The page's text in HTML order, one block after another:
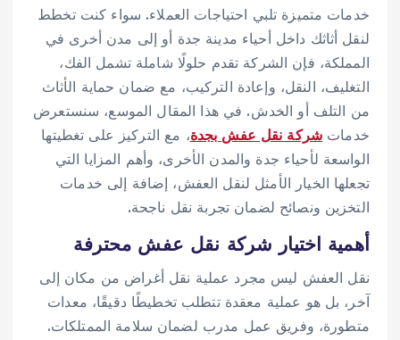
خدمات متميزة تلبي احتياجات العملاء. سواء كنت تخطط
لنقل أثاثك داخل أحياء مدينة جدة أو إلى مدن أخرى في
المملكة، فإن الشركة تقدم حلولًا شاملة تشمل الفك،
التغليف، النقل، وإعادة التركيب، مع ضمان حماية الأثاث
من التلف أو الخدش. في هذا المقال الموسع، سنستعرض
خدمات شركة نقل عفش بجدة، مع التركيز على تغطيتها
الواسعة لأحياء جدة والمدن الأخرى، وأهم المزايا التي
تجعلها الخيار الأمثل لنقل العفش، إضافة إلى خدمات
التخزين ونصائح لضمان تجربة نقل ناجحة.
أهمية اختيار شركة نقل عفش محترفة
نقل العفش ليس مجرد عملية نقل أغراض من مكان إلى
آخر، بل هو عملية معقدة تتطلب تخطيطًا دقيقًا، معدات
متطورة، وفريق عمل مدرب لضمان سلامة الممتلكات.